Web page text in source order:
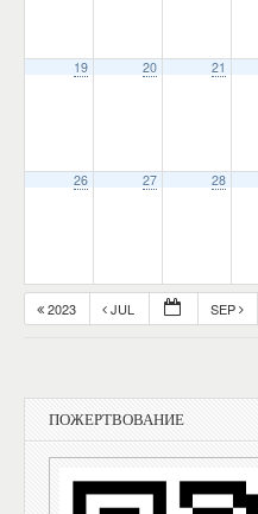
19 20 21
26 27 28
2023 JUL SEP
ПОЖЕРТВОВАНИЕ